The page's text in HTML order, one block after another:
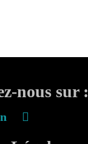
nous sur :